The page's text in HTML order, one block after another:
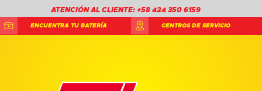
ATENCIÓN AL CLIENTE: +58 424 350 6159
ENCUENTRA TU BATERÍA CENTROS DE SERVICIO